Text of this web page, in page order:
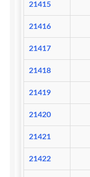
21415
21416
21417
21418
21419
21420
21421
21422